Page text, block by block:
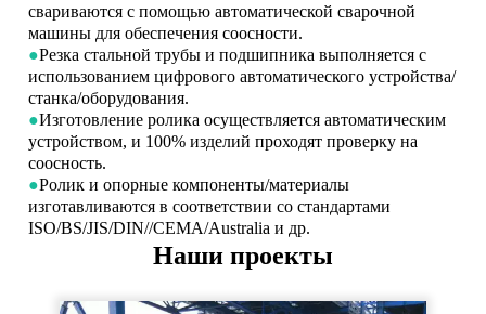
свариваются с помощью автоматической сварочной
машины для обеспечения соосности.
●Резка стальной трубы и подшипника выполняется с
использованием цифрового автоматического устройства/
станка/оборудования.
●Изготовление ролика осуществляется автоматическим
устройством, и 100% изделий проходят проверку на
соосность.
●Ролик и опорные компоненты/материалы
изготавливаются в соответствии со стандартами
ISO/BS/JIS/DIN//CEMA/Australia и др.
Наши проекты